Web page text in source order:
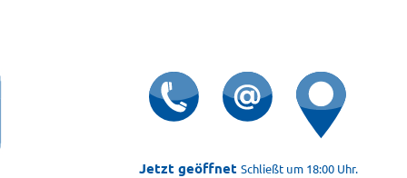
Jetzt geöffnet Schließt um 18:00 Uhr.
